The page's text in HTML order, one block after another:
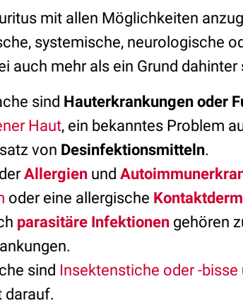
mit allen Möglichkeiten
systemische, neurologische
auch mehr als ein Grund dahinter
sind Hauterkrankungen oder
Haut, ein bekanntes Problem
von Desinfektionsmitteln.
Allergien und
oder eine allergische
parasitäre Infektionen gehören
sind Insektenstiche oder -bisse
darauf.